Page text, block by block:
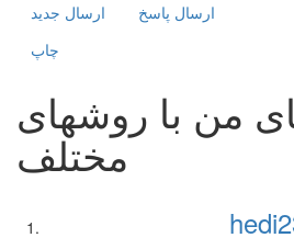
ارسال جديد
ارسال پاسخ
چاپ
من با روشهای
مختلف